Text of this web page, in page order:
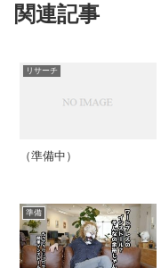
関連記事
リサーチ
（準備中）
準備